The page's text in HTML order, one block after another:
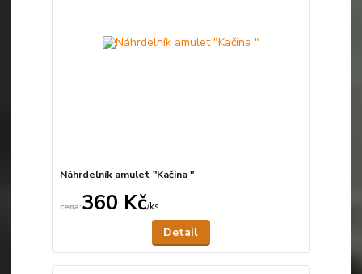
Náhrdelník amulet "Kačina "
360 Kč/ks
Detail